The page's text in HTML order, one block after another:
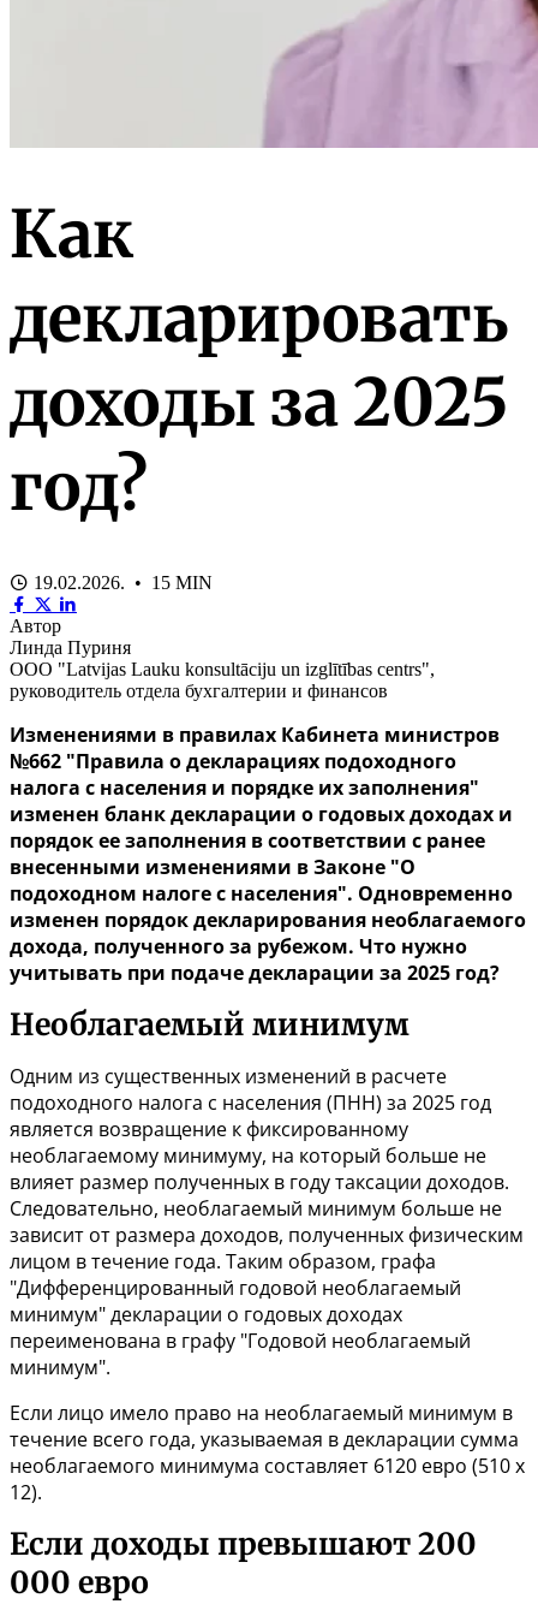
Как
декларировать
доходы за 2025
год?
19.02.2026. • 15 MIN
Автор
Линда Пуриня
ООО "Latvijas Lauku konsultāciju un izglītības centrs",
руководитель отдела бухгалтерии и финансов
Изменениями в правилах Кабинета министров
№662 "Правила о декларациях подоходного
налога с населения и порядке их заполнения"
изменен бланк декларации о годовых доходах и
порядок ее заполнения в соответствии с ранее
внесенными изменениями в Законе "О
подоходном налоге с населения". Одновременно
изменен порядок декларирования необлагаемого
дохода, полученного за рубежом. Что нужно
учитывать при подаче декларации за 2025 год?
Необлагаемый минимум
Одним из существенных изменений в расчете
подоходного налога с населения (ПНН) за 2025 год
является возвращение к фиксированному
необлагаемому минимуму, на который больше не
влияет размер полученных в году таксации доходов.
Следовательно, необлагаемый минимум больше не
зависит от размера доходов, полученных физическим
лицом в течение года. Таким образом, графа
"Дифференцированный годовой необлагаемый
минимум" декларации о годовых доходах
переименована в графу "Годовой необлагаемый
минимум".
Если лицо имело право на необлагаемый минимум в
течение всего года, указываемая в декларации сумма
необлагаемого минимума составляет 6120 евро (510 x
12).
Если доходы превышают 200
000 евро